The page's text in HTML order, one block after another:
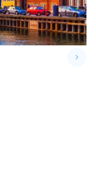
keyboard_arrow_right